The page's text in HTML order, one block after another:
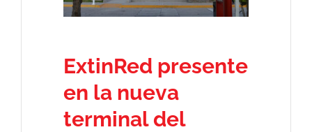
ExtinRed presente
en la nueva
terminal del